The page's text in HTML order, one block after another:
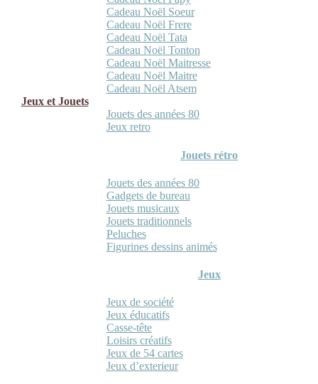
Cadeau Noël Soeur
Cadeau Noël Frere
Cadeau Noël Tata
Cadeau Noël Tonton
Cadeau Noël Maitresse
Cadeau Noël Maitre
Cadeau Noël Atsem
Jeux et Jouets
Jouets des années 80
Jeux retro
Jouets rétro
Jouets des années 80
Gadgets de bureau
Jouets musicaux
Jouets traditionnels
Peluches
Figurines dessins animés
Jeux
Jeux de société
Jeux éducatifs
Casse-tête
Loisirs créatifs
Jeux de 54 cartes
Jeux d’exterieur